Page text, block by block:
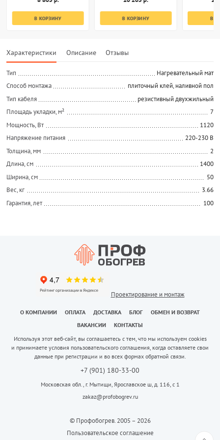
В КОРЗИНУ В КОРЗИНУ В
Характеристики Описание Отзывы
Тип
Нагревательный мат
Способ монтажа
плиточный клей, наливной пол
Тип кабеля
резистивный двухжильный
Площадь укладки, м²
7
Мощность, Вт
1120
Напряжение питания
220-230 В
Толщина, мм
2
Длина, см
1400
Ширина, см
50
Вес, кг
3.66
Гарантия, лет
100
Проектирование и монтаж
О КОМПАНИИ ОПЛАТА ДОСТАВКА БЛОГ
ОБМЕН И ВОЗВРАТ
ВАКАНСИИ
КОНТАКТЫ
Используя этот веб-сайт, вы соглашаетесь с тем, что мы используем cookies
и принимаете условия пользовательского соглашения, когда оставляете свои
данные при регистрации и во всех формах обратной связи.
+7 (901) 180-33-00
Московская обл., г. Мытищи, Ярославское ш, д. 116, с 1
zakaz@profobogrev.ru
© Профобогрев. 2005 – 2026
Пользовательское соглашение